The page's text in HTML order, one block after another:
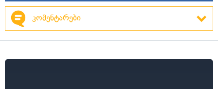
კომენტარები